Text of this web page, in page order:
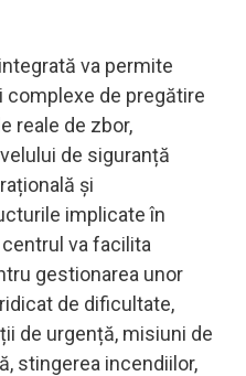
va permite
de pregătire
reale de zbor,
de siguranță
și
implicate în
va facilita
gestionarea unor
de dificultate,
de urgență, misiuni de
stingerea incendiilor,